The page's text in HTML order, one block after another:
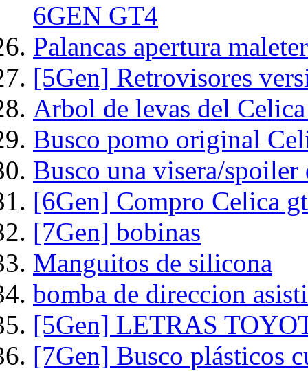
6GEN GT4
Palancas apertura
[5Gen] Retrovisores
Arbol de levas del
Busco pomo original
Busco una visera/spoiler
[6Gen] Compro Celica
[7Gen] bobinas
Manguitos de silicona
bomba de direccion
[5Gen] LETRAS
[7Gen] Busco plásticos